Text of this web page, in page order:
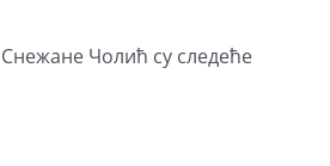
Чолић су следеће